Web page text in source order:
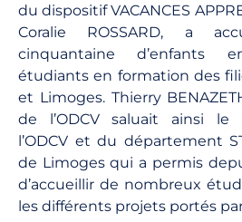
du dispositif VACANCES
Coralie ROSSARD, a
cinquantaine d’enfants
étudiants en formation des
et Limoges. Thierry
de l’ODCV saluait ainsi le
l’ODCV et du département
de Limoges qui a permis
d’accueillir de nombreux
les différents projets portés par